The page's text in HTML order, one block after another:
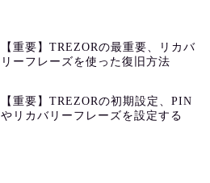
【重要】TREZORの最重要、リカバ
リーフレーズを使った復旧方法
【重要】TREZORの初期設定、PIN
やリカバリーフレーズを設定する